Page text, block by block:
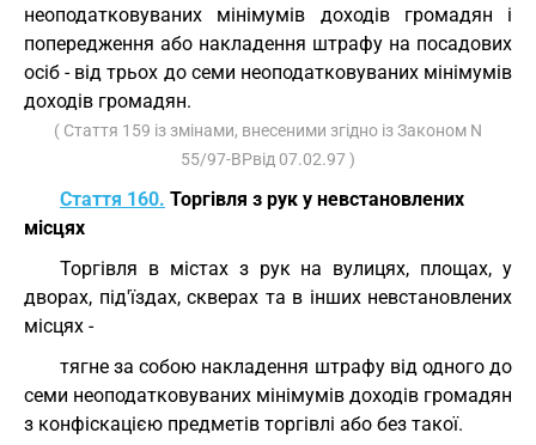
неоподатковуваних мінімумів доходів громадян і
попередження або накладення штрафу на посадових
осіб - від трьох до семи неоподатковуваних мінімумів
доходів громадян.
( Стаття 159 із змінами, внесеними згідно із Законом N
55/97-ВРвід 07.02.97 )
Стаття 160. Торгівля з рук у невстановлених
місцях
Торгівля в містах з рук на вулицях, площах, у
дворах, під'їздах, скверах та в інших невстановлених
місцях -
тягне за собою накладення штрафу від одного до
семи неоподатковуваних мінімумів доходів громадян
з конфіскацією предметів торгівлі або без такої.